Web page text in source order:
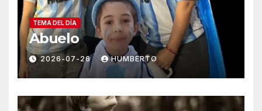
TEMA DEL DÍA
Abuelo
2026-07-26 HUMBERTO